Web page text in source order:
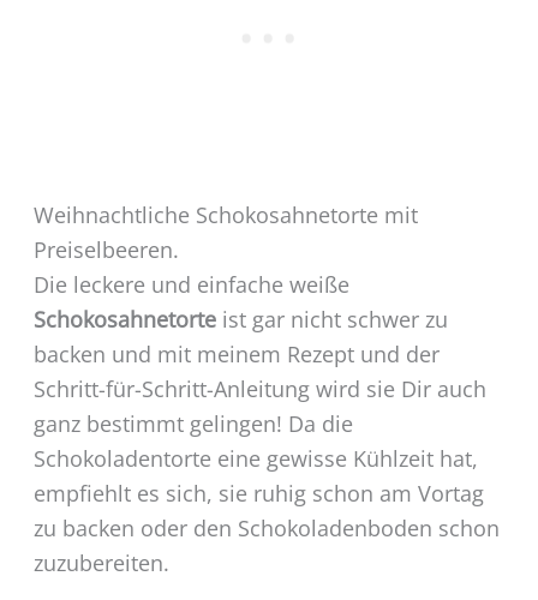
Weihnachtliche Schokosahnetorte mit
Preiselbeeren.
Die leckere und einfache weiße
Schokosahnetorte ist gar nicht schwer zu
backen und mit meinem Rezept und der
Schritt-für-Schritt-Anleitung wird sie Dir auch
ganz bestimmt gelingen! Da die
Schokoladentorte eine gewisse Kühlzeit hat,
empfiehlt es sich, sie ruhig schon am Vortag
zu backen oder den Schokoladenboden schon
zuzubereiten.